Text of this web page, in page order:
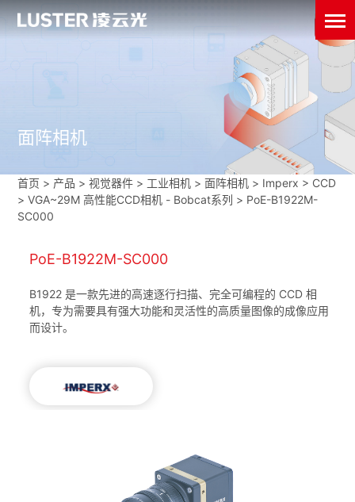
面阵相机
首页 > 产品 > 视觉器件 > 工业相机 >面阵相机 > Imperx > CCD
>VGA~29M 高性能CCD相机 - Bobcat系列 > PoE-B1922M-
SC000
PoE-B1922M-SC000
B1922 是一款先进的高速逐行扫描、完全可编程的 CCD 相
机，专为需要具有强大功能和灵活性的高质量图像的成像应用
而设计。